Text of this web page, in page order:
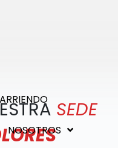
NOSOTROS
SEDE